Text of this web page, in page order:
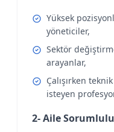
Yüksek
yöneticiler,
Sektör
arayanlar,
Çalışırken
isteyen
2- Aile